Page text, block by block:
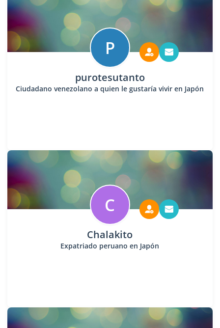
P
purotesutanto
Ciudadano venezolano a quien le gustaría vivir en Japón
C
Chalakito
Expatriado peruano en Japón